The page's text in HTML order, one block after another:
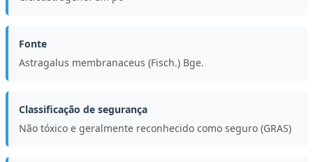
Fonte
Astragalus membranaceus (Fisch.) Bge.
Classificação de segurança
Não tóxico e geralmente reconhecido como seguro (GRAS)